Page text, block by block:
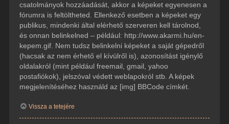
csatolmányok hozzáadását, akkor a képeket egyenesen a
fórumra is feltöltheted. Ellenkező esetben a képeket egy
publikus, mindenki által elérhető szerveren kell tárolnod,
és onnan belinkelned – például: http://www.akarmi.hu/en-
kepem.gif. Nem tudsz belinkelni képeket a saját gépedről
(hacsak az nem érhető el kívülről is), azonosítást igénylő
oldalakról (mint például freemail, gmail, yahoo
postafiókok), jelszóval védett weblapokról stb. A képek
megjelenítéséhez használd az [img] BBCode címkét.
Vissza a tetejére